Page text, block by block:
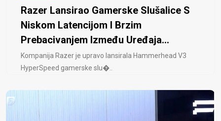
Razer Lansirao Gamerske Slušalice S
Niskom Latencijom I Brzim
Prebacivanjem Između Uređaja...
Kompanija Razer je upravo lansirala Hammerhead V3
HyperSpeed ​​gamerske slu�..